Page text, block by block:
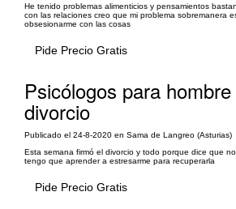
He tenido problemas alimenticios y pensamientos
con las relaciones creo que mi problema sobremanera
obsesionarme con las cosas
Pide Precio Gratis
Psicólogos para
divorcio
Publicado el 24-8-2020 en Sama de Langreo (Asturias)
Esta semana firmó el divorcio y todo porque dice que
tengo que aprender a estresarme para recuperarla
Pide Precio Gratis